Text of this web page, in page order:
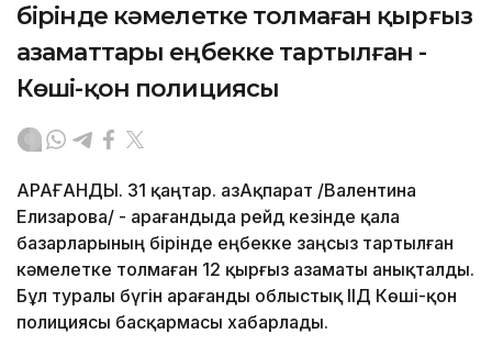
бірінде кәмелетке толмаған қырғыз
азаматтары еңбекке тартылған -
Көші-қон полициясы
ҚАРАҒАНДЫ. 31 қаңтар. ҚазАқпарат /Валентина
Елизарова/ - Қарағандыда рейд кезінде қала
базарларының бірінде еңбекке заңсыз тартылған
кәмелетке толмаған 12 қырғыз азаматы анықталды.
Бұл туралы бүгін Қарағанды облыстық ІІД Көші-қон
полициясы басқармасы хабарлады.